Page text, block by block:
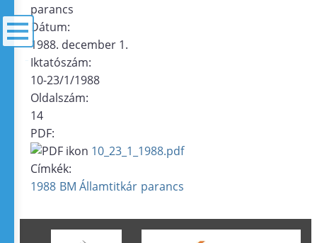
parancs
Dátum:
1988. december 1.
Iktatószám:
10-23/1/1988
Oldalszám:
14
PDF:
10_23_1_1988.pdf
Címkék:
1988 BM Államtitkár parancs